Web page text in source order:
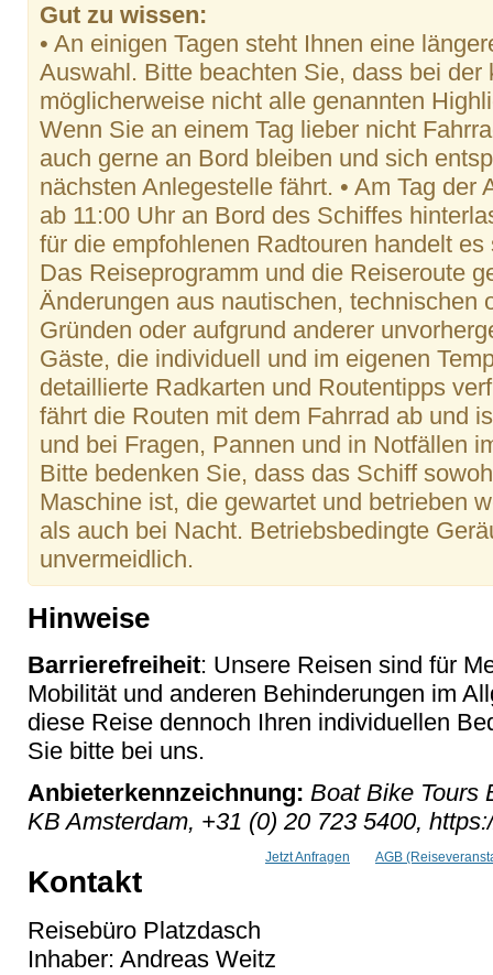
Gut zu wissen:
• An einigen Tagen steht Ihnen eine
Auswahl. Bitte beachten Sie, dass bei der
möglicherweise nicht alle genannten
Wenn Sie an einem Tag lieber nicht
auch gerne an Bord bleiben und sich
nächsten Anlegestelle fährt. • Am Tag
ab 11:00 Uhr an Bord des Schiffes
für die empfohlenen Radtouren handelt
Das Reiseprogramm und die Reiseroute
Änderungen aus nautischen, technischen
Gründen oder aufgrund anderer
Gäste, die individuell und im eigenen
detaillierte Radkarten und Routentipps
fährt die Routen mit dem Fahrrad ab und
und bei Fragen, Pannen und in Notfällen
Bitte bedenken Sie, dass das Schiff
Maschine ist, die gewartet und betrieben
als auch bei Nacht. Betriebsbedingte
unvermeidlich.
Hinweise
Barrierefreiheit: Unsere Reisen sind für
Mobilität und anderen Behinderungen im
diese Reise dennoch Ihren individuellen
Sie bitte bei uns.
Anbieterkennzeichnung: Boat Bike Tours
KB Amsterdam, +31 (0) 20 723 5400,
Jetzt Anfragen AGB
Kontakt
Reisebüro Platzdasch
Inhaber: Andreas Weitz